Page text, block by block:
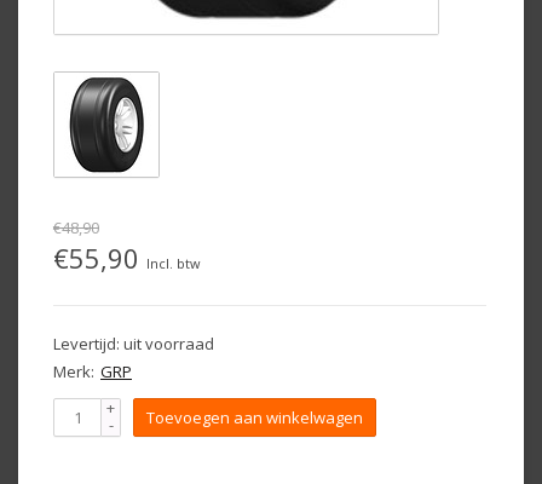
€48,90
€55,90 Incl. btw
Levertijd: uit voorraad
Merk: GRP
+
- Toevoegen aan winkelwagen